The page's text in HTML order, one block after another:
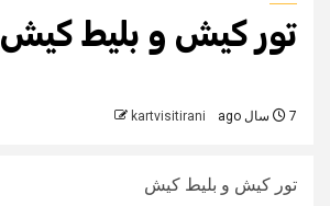
تور کیش و بلیط کیش
7 سال ago kartvisitirani
تور کیش و بلیط کیش